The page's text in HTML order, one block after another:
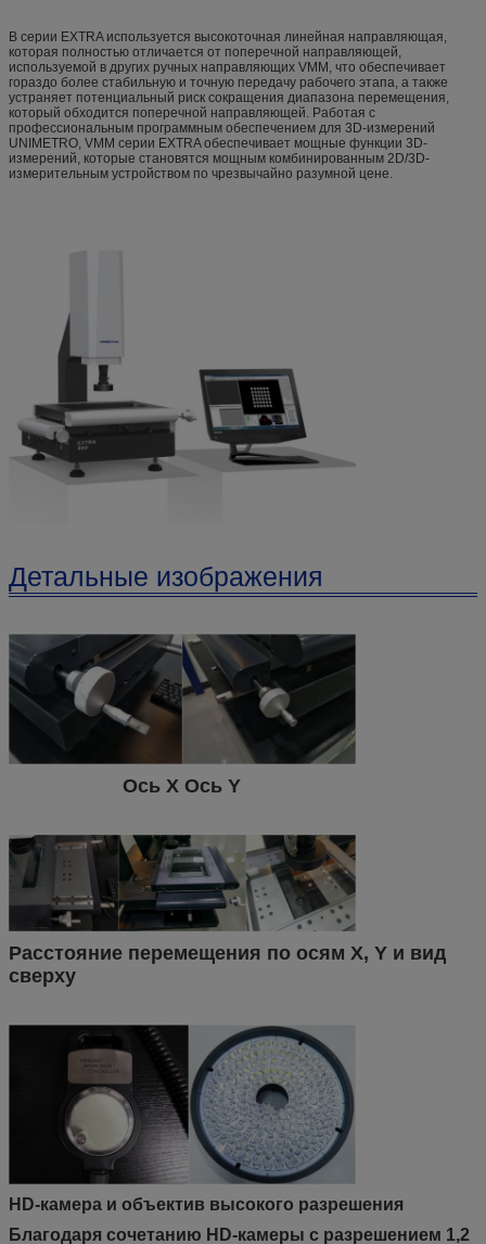
В серии EXTRA используется высокоточная линейная направляющая,
которая полностью отличается от поперечной направляющей,
используемой в других ручных направляющих VMM, что обеспечивает
гораздо более стабильную и точную передачу рабочего этапа, а также
устраняет потенциальный риск сокращения диапазона перемещения,
который обходится поперечной направляющей. Работая с
профессиональным программным обеспечением для 3D-измерений
UNIMETRO, VMM серии EXTRA обеспечивает мощные функции 3D-
измерений, которые становятся мощным комбинированным 2D/3D-
измерительным устройством по чрезвычайно разумной цене.
Детальные изображения
Ось X Ось Y
Расстояние перемещения по осям X, Y и вид
сверху
HD-камера и объектив высокого разрешения
Благодаря сочетанию HD-камеры с разрешением 1,2